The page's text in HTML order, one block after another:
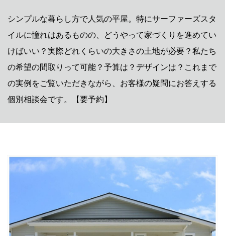
シンプルな暮らし方で人気の平屋。特にサーファーズスタ
イルに憧れはあるものの、どうやって家づくりを進めてい
けばいい？実際どれくらいの大きさの土地が必要？私たち
の希望の間取りって可能？予算は？デザインは？これまで
の実例をご覧いただきながら、お客様の疑問にお答えする
個別相談会です。【要予約】